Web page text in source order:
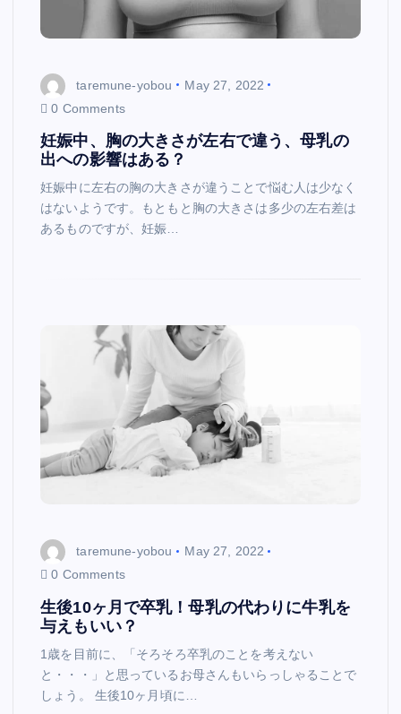
taremune-yobou
May 27, 2022
0 Comments
妊娠中、胸の大きさが左右で違う、母乳の
出への影響はある？
妊娠中に左右の胸の大きさが違うことで悩む人は少なく
はないようです。もともと胸の大きさは多少の左右差は
あるものですが、妊娠…
taremune-yobou
May 27, 2022
0 Comments
生後10ヶ月で卒乳！母乳の代わりに牛乳を
与えもいい？
1歳を目前に、「そろそろ卒乳のことを考えない
と・・・」と思っているお母さんもいらっしゃることで
しょう。 生後10ヶ月頃に…